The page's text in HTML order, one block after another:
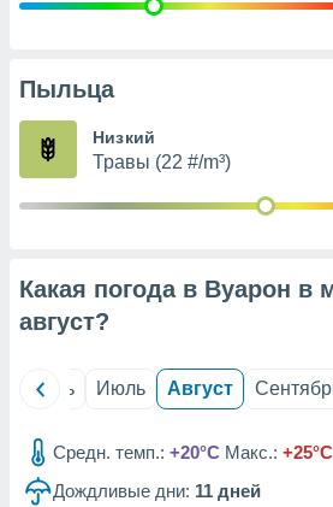
рекламы
сведения
Пыльца
Низкий
Травы (22 #/m³)
Какая погода в Вуарон в
август?
Июнь Июль Август
Средн. темп.: +20°C Макс.: +25°C
Дождливые дни: 11 дней